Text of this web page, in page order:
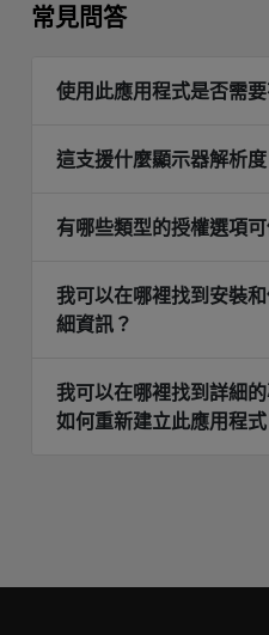
常見問答
使用此應用程式是否需
這支援什麼顯示器解析度
有哪些類型的授權選項
我可以在哪裡找到安裝
細資訊？
我可以在哪裡找到詳細
如何重新建立此應用程式